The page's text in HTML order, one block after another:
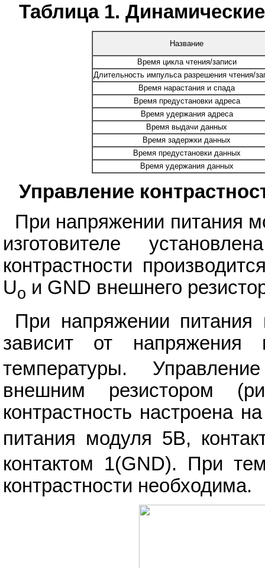
Таблица 1.
Название
Время цикла чтения/записи
Длительность импульса разрешения чтения/
Время нарастания и спада
Время предустановки адреса
Время удержания адреса
Время выдачи данных
Время задержки данных
Время предустановки данных
Время удержания данных
Управление
При напряжении питания
изготовителе
контрастности
Uo и GND внешнего
При напряжении питания
зависит от
температуры.
внешним резистором
контрастность настроена
питания модуля 5В,
контактом 1(GND). При
контрастности необходима.